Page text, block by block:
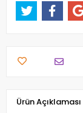
Ürün Açıklaması